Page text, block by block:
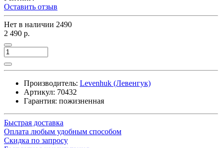
Оставить отзыв
Нет в наличии 2490
2 490 р.
Производитель: Levenhuk (Левенгук)
Артикул: 70432
Гарантия: пожизненная
Быстрая доставка
Оплата любым удобным способом
Скидка по запросу